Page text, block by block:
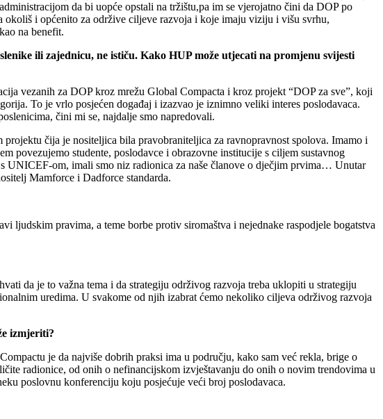
da bi uopće opstali na tržištu,pa im se vjerojatno čini da DOP po
okoliš i općenito za održive ciljeve razvoja i koje imaju viziju i višu svrhu,
na benefit.
ili zajednicu, ne ističu. Kako HUP može utjecati na promjenu svijesti
vezanih za DOP kroz mrežu Global Compacta i kroz projekt “DOP za sve”, koji
To je vrlo posjećen događaj i izazvao je iznimno veliki interes poslodavaca.
čini mi se, najdalje smo napredovali.
čija je nositeljica bila pravobraniteljica za ravnopravnost spolova. Imamo i
povezujemo studente, poslodavce i obrazovne institucije s ciljem sustavnog
UNICEF-om, imali smo niz radionica za naše članove o dječjim prvima… Unutar
Mamforce i Dadforce standarda.
ljudskim pravima, a teme borbe protiv siromaštva i nejednake raspodjele bogatstva
da je to važna tema i da strategiju održivog razvoja treba uklopiti u strategiju
uredima. U svakome od njih izabrat ćemo nekoliko ciljeva održivog razvoja
izmjeriti?
je da najviše dobrih praksi ima u području, kako sam već rekla, brige o
radionice, od onih o nefinancijskom izvještavanju do onih o novim trendovima u
poslovnu konferenciju koju posjećuje veći broj poslodavaca.